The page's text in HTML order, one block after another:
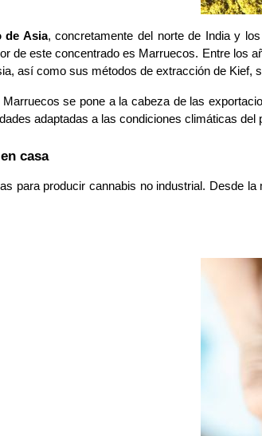
de Asia, concretamente del norte de India y
de este concentrado es Marruecos. Entre los
así como sus métodos de extracción de
se pone a la cabeza de las
adaptadas a las condiciones climáticas del
casa
para producir cannabis no industrial. Desde